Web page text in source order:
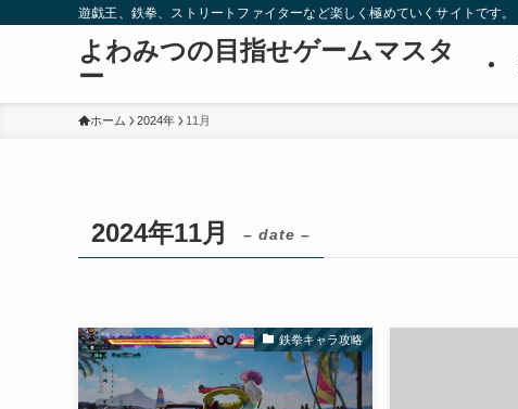
遊戯王、鉄拳、ストリートファイターなど楽しく極めていくサイトです。
よわみつの目指せゲームマスタ
ー
ホーム 2024年 11月
2024年11月 – date –
鉄拳キャラ攻略